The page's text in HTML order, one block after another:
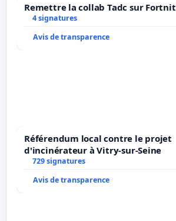
Remettre la collab Tadc sur
4 signatures
Avis de transparence
Référendum local contre le projet
d'incinérateur à Vitry-sur-Seine
729 signatures
Avis de transparence